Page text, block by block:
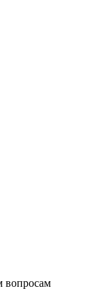
вопросам